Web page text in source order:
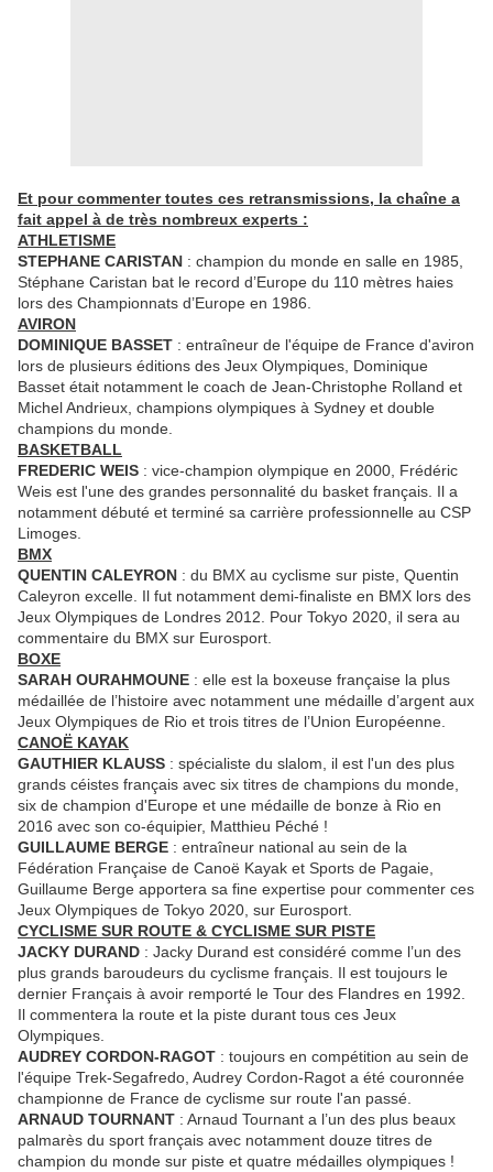
Et pour commenter toutes ces retransmissions, la chaîne a
fait appel à de très nombreux experts :
ATHLETISME
STEPHANE CARISTAN : champion du monde en salle en 1985,
Stéphane Caristan bat le record d’Europe du 110 mètres haies
lors des Championnats d’Europe en 1986.
AVIRON
DOMINIQUE BASSET : entraîneur de l'équipe de France d'aviron
lors de plusieurs éditions des Jeux Olympiques, Dominique
Basset était notamment le coach de Jean-Christophe Rolland et
Michel Andrieux, champions olympiques à Sydney et double
champions du monde.
BASKETBALL
FREDERIC WEIS : vice-champion olympique en 2000, Frédéric
Weis est l'une des grandes personnalité du basket français. Il a
notamment débuté et terminé sa carrière professionnelle au CSP
Limoges.
BMX
QUENTIN CALEYRON : du BMX au cyclisme sur piste, Quentin
Caleyron excelle. Il fut notamment demi-finaliste en BMX lors des
Jeux Olympiques de Londres 2012. Pour Tokyo 2020, il sera au
commentaire du BMX sur Eurosport.
BOXE
SARAH OURAHMOUNE : elle est la boxeuse française la plus
médaillée de l’histoire avec notamment une médaille d’argent aux
Jeux Olympiques de Rio et trois titres de l’Union Européenne.
CANOË KAYAK
GAUTHIER KLAUSS : spécialiste du slalom, il est l'un des plus
grands céistes français avec six titres de champions du monde,
six de champion d'Europe et une médaille de bonze à Rio en
2016 avec son co-équipier, Matthieu Péché !
GUILLAUME BERGE : entraîneur national au sein de la
Fédération Française de Canoë Kayak et Sports de Pagaie,
Guillaume Berge apportera sa fine expertise pour commenter ces
Jeux Olympiques de Tokyo 2020, sur Eurosport.
CYCLISME SUR ROUTE & CYCLISME SUR PISTE
JACKY DURAND : Jacky Durand est considéré comme l’un des
plus grands baroudeurs du cyclisme français. Il est toujours le
dernier Français à avoir remporté le Tour des Flandres en 1992.
Il commentera la route et la piste durant tous ces Jeux
Olympiques.
AUDREY CORDON-RAGOT : toujours en compétition au sein de
l'équipe Trek-Segafredo, Audrey Cordon-Ragot a été couronnée
championne de France de cyclisme sur route l'an passé.
ARNAUD TOURNANT : Arnaud Tournant a l’un des plus beaux
palmarès du sport français avec notamment douze titres de
champion du monde sur piste et quatre médailles olympiques !